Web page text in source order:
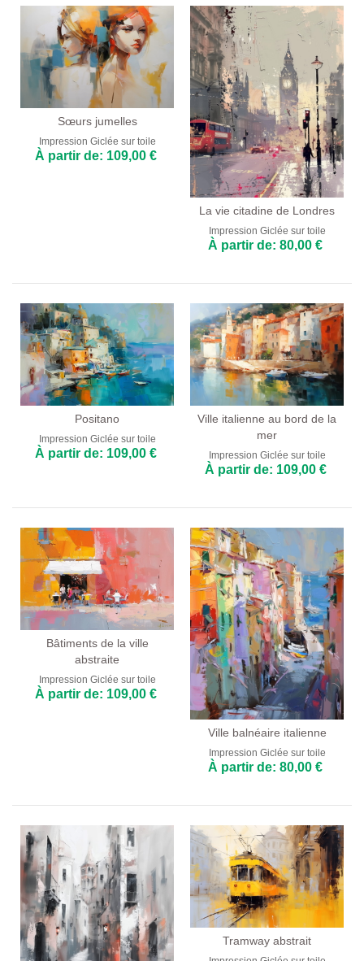
Sœurs jumelles
Impression Giclée sur toile
À partir de: 109,00 €
La vie citadine de Londres
Impression Giclée sur toile
À partir de: 80,00 €
Positano
Impression Giclée sur toile
À partir de: 109,00 €
Ville italienne au bord de la
mer
Impression Giclée sur toile
À partir de: 109,00 €
Bâtiments de la ville
abstraite
Impression Giclée sur toile
À partir de: 109,00 €
Ville balnéaire italienne
Impression Giclée sur toile
À partir de: 80,00 €
Tramway abstrait